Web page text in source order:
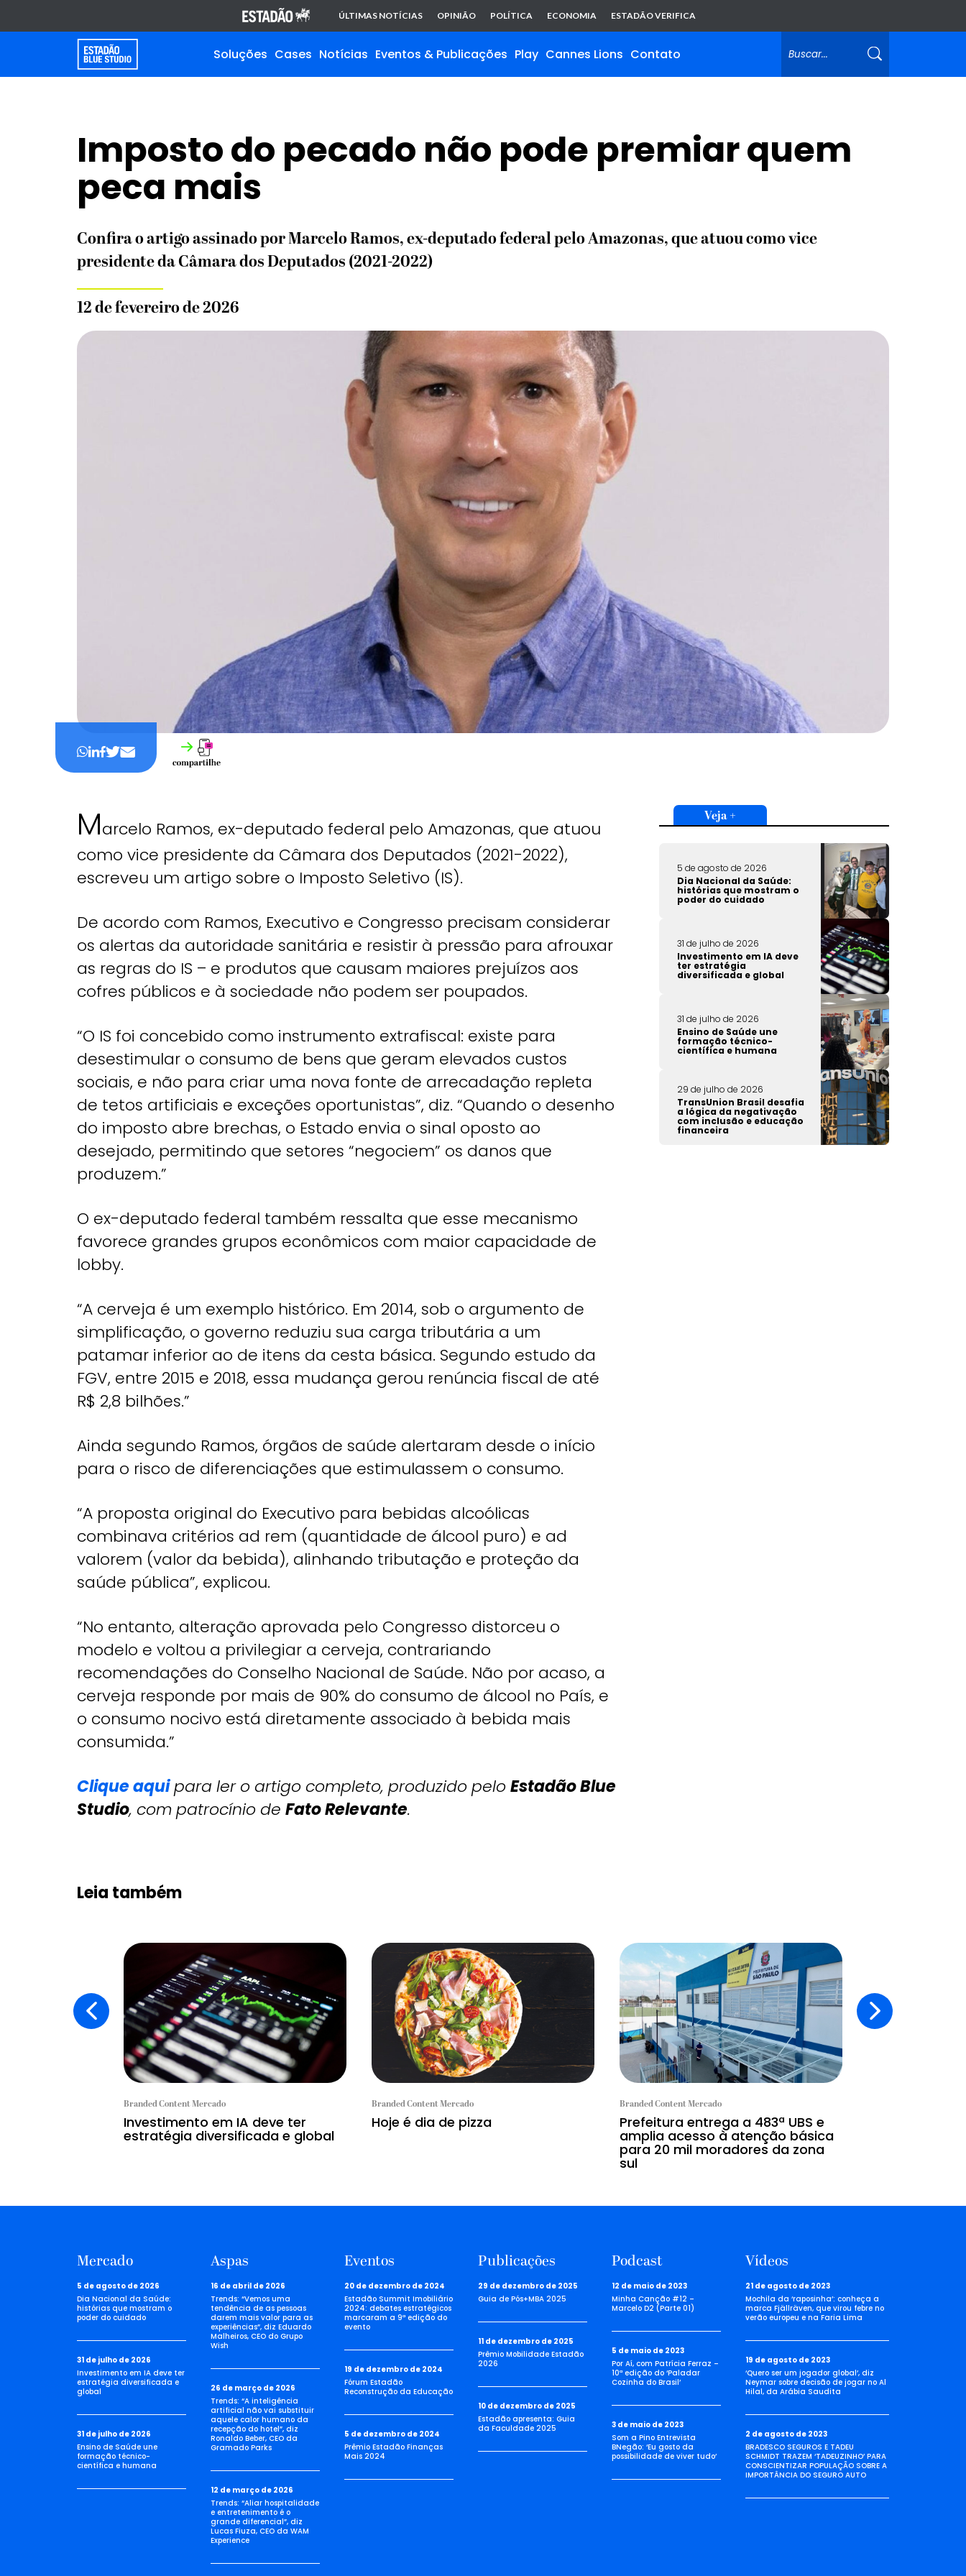
ÚLTIMAS NOTÍCIAS OPINIÃO POLÍTICA ECONOMIA ESTADÃO VERIFICA
Soluções Cases Notícias Eventos & Publicações Play Cannes Lions Contato
Imposto do pecado não pode premiar quem
peca mais
Confira o artigo assinado por Marcelo Ramos, ex-deputado federal pelo Amazonas, que atuou como vice
presidente da Câmara dos Deputados (2021-2022)
12 de fevereiro de 2026
Marcelo Ramos, ex-deputado federal pelo Amazonas, que atuou
como vice presidente da Câmara dos Deputados (2021-2022),
escreveu um artigo sobre o Imposto Seletivo (IS).
De acordo com Ramos, Executivo e Congresso precisam considerar
os alertas da autoridade sanitária e resistir à pressão para afrouxar
as regras do IS – e produtos que causam maiores prejuízos aos
cofres públicos e à sociedade não podem ser poupados.
“O IS foi concebido como instrumento extrafiscal: existe para
desestimular o consumo de bens que geram elevados custos
sociais, e não para criar uma nova fonte de arrecadação repleta
de tetos artificiais e exceções oportunistas”, diz. “Quando o desenho
do imposto abre brechas, o Estado envia o sinal oposto ao
desejado, permitindo que setores “negociem” os danos que
produzem.”
O ex-deputado federal também ressalta que esse mecanismo
favorece grandes grupos econômicos com maior capacidade de
lobby.
“A cerveja é um exemplo histórico. Em 2014, sob o argumento de
simplificação, o governo reduziu sua carga tributária a um
patamar inferior ao de itens da cesta básica. Segundo estudo da
FGV, entre 2015 e 2018, essa mudança gerou renúncia fiscal de até
R$ 2,8 bilhões.”
Ainda segundo Ramos, órgãos de saúde alertaram desde o início
para o risco de diferenciações que estimulassem o consumo.
“A proposta original do Executivo para bebidas alcoólicas
combinava critérios ad rem (quantidade de álcool puro) e ad
valorem (valor da bebida), alinhando tributação e proteção da
saúde pública”, explicou.
“No entanto, alteração aprovada pelo Congresso distorceu o
modelo e voltou a privilegiar a cerveja, contrariando
recomendações do Conselho Nacional de Saúde. Não por acaso, a
cerveja responde por mais de 90% do consumo de álcool no País, e
o consumo nocivo está diretamente associado à bebida mais
consumida.”
Clique aquipara ler o artigo completo, produzido peloEstadão Blue
Studio, com patrocínio de Fato Relevante.
Veja +
5 de agosto de 2026
Dia Nacional da Saúde:
histórias que mostram o
poder do cuidado
31 de julho de 2026
Investimento em IA deve
ter estratégia
diversificada e global
31 de julho de 2026
Ensino de Saúde une
formação técnico-
científica e humana
29 de julho de 2026
TransUnion Brasil desafia
a lógica da negativação
com inclusão e educação
financeira
Leia também
Branded Content Mercado
Investimento em IA deve ter
estratégia diversificada e global
Branded Content Mercado
Hoje é dia de pizza
Branded Content Mercado
Prefeitura entrega a 483ª UBS e
amplia acesso à atenção básica
para 20 mil moradores da zona
sul
Mercado
5 de agosto de 2026
Dia Nacional da Saúde:
histórias que mostram o
poder do cuidado
31 de julho de 2026
Investimento em IA deve ter
estratégia diversificada e
global
31 de julho de 2026
Ensino de Saúde une
formação técnico-
científica e humana
Aspas
16 de abril de 2026
Trends: “Vemos uma
tendência de as pessoas
darem mais valor para as
experiências”, diz Eduardo
Malheiros, CEO do Grupo
Wish
26 de março de 2026
Trends: “A inteligência
artificial não vai substituir
aquele calor humano da
recepção do hotel”, diz
Ronaldo Beber, CEO da
Gramado Parks
12 de março de 2026
Trends: “Aliar hospitalidade
e entretenimento é o
grande diferencial”, diz
Lucas Fiuza, CEO da WAM
Experience
Eventos
20 de dezembro de 2024
Estadão Summit Imobiliário
2024: debates estratégicos
marcaram a 9ª edição do
evento
19 de dezembro de 2024
Fórum Estadão
Reconstrução da Educação
5 de dezembro de 2024
Prêmio Estadão Finanças
Mais 2024
Publicações
29 de dezembro de 2025
Guia de Pós+MBA 2025
11 de dezembro de 2025
Prêmio Mobilidade Estadão
2026
10 de dezembro de 2025
Estadão apresenta: Guia
da Faculdade 2025
Podcast
12 de maio de 2023
Minha Canção #12 –
Marcelo D2 (Parte 01)
5 de maio de 2023
Por Aí, com Patrícia Ferraz –
10ª edição do ‘Paladar
Cozinha do Brasil’
3 de maio de 2023
Som a Pino Entrevista
BNegão: ‘Eu gosto da
possibilidade de viver tudo’
Vídeos
21 de agosto de 2023
Mochila da ‘raposinha’: conheça a
marca Fjällräven, que virou febre no
verão europeu e na Faria Lima
19 de agosto de 2023
‘Quero ser um jogador global’, diz
Neymar sobre decisão de jogar no Al
Hilal, da Arábia Saudita
2 de agosto de 2023
BRADESCO SEGUROS E TADEU
SCHMIDT TRAZEM ‘TADEUZINHO’ PARA
CONSCIENTIZAR POPULAÇÃO SOBRE A
IMPORTÂNCIA DO SEGURO AUTO